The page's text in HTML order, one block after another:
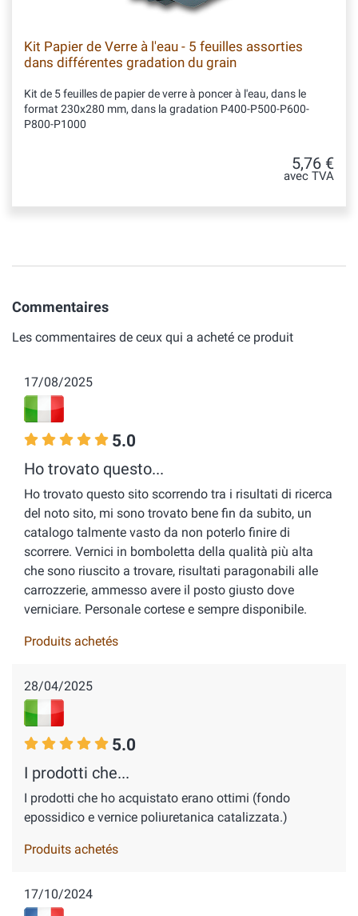
Kit Papier de Verre à l'eau - 5 feuilles assorties
dans différentes gradation du grain
Kit de 5 feuilles de papier de verre à poncer à l'eau, dans le
format 230x280 mm, dans la gradation P400-P500-P600-
P800-P1000
5,76 €
avec TVA
Commentaires
Les commentaires de ceux qui a acheté ce produit
17/08/2025
5.0
Ho trovato questo...
Ho trovato questo sito scorrendo tra i risultati di ricerca
del noto sito, mi sono trovato bene fin da subito, un
catalogo talmente vasto da non poterlo finire di
scorrere. Vernici in bomboletta della qualità più alta
che sono riuscito a trovare, risultati paragonabili alle
carrozzerie, ammesso avere il posto giusto dove
verniciare. Personale cortese e sempre disponibile.
Produits achetés
28/04/2025
5.0
I prodotti che...
I prodotti che ho acquistato erano ottimi (fondo
epossidico e vernice poliuretanica catalizzata.)
Produits achetés
17/10/2024